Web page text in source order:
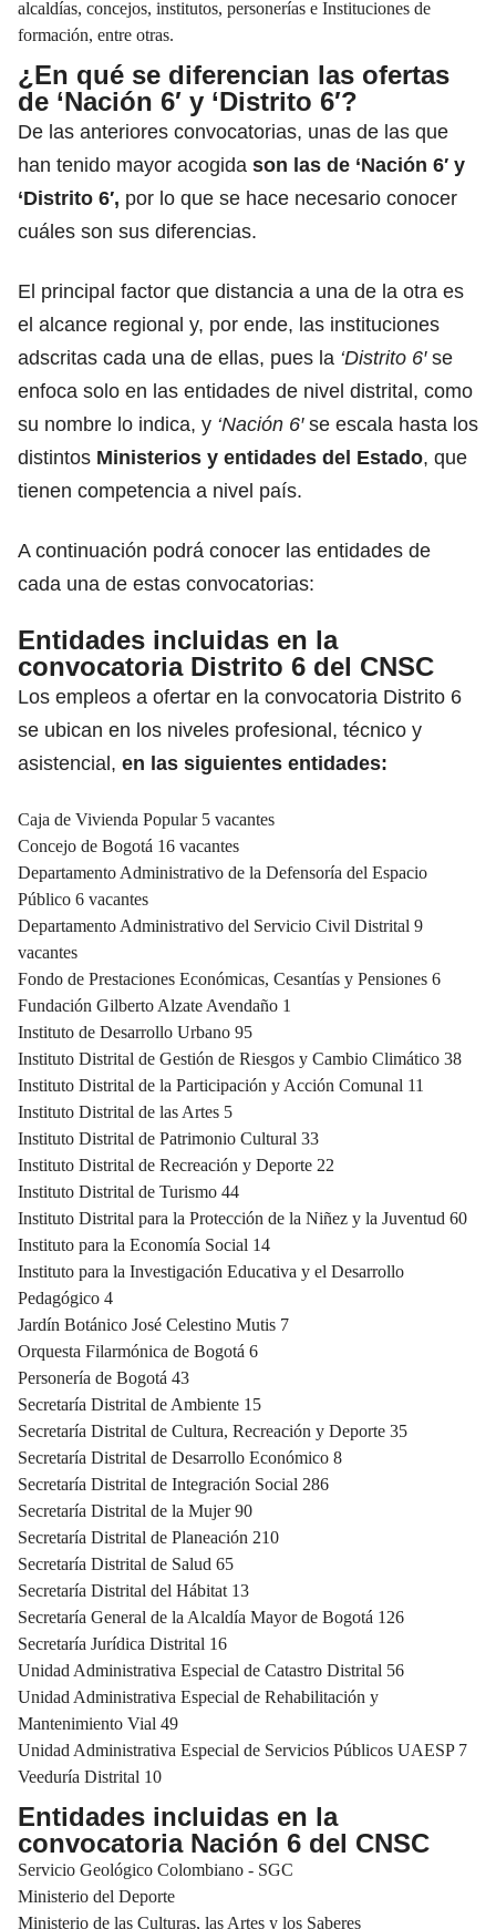
alcaldías, concejos, institutos, personerías e Instituciones de
formación, entre otras.
¿En qué se diferencian las ofertas
de ‘Nación 6′ y ‘Distrito 6′?
De las anteriores convocatorias, unas de las que
han tenido mayor acogida son las de ‘Nación 6′ y
‘Distrito 6′, por lo que se hace necesario conocer
cuáles son sus diferencias.
El principal factor que distancia a una de la otra es
el alcance regional y, por ende, las instituciones
adscritas cada una de ellas, pues la ‘Distrito 6′se
enfoca solo en las entidades de nivel distrital, como
su nombre lo indica, y ‘Nación 6′ se escala hasta los
distintos Ministerios y entidades del Estado, que
tienen competencia a nivel país.
A continuación podrá conocer las entidades de
cada una de estas convocatorias:
Entidades incluidas en la
convocatoria Distrito 6 del CNSC
Los empleos a ofertar en la convocatoria Distrito 6
se ubican en los niveles profesional, técnico y
asistencial, en las siguientes entidades:
Caja de Vivienda Popular 5 vacantes
Concejo de Bogotá 16 vacantes
Departamento Administrativo de la Defensoría del Espacio
Público 6 vacantes
Departamento Administrativo del Servicio Civil Distrital 9
vacantes
Fondo de Prestaciones Económicas, Cesantías y Pensiones 6
Fundación Gilberto Alzate Avendaño 1
Instituto de Desarrollo Urbano 95
Instituto Distrital de Gestión de Riesgos y Cambio Climático 38
Instituto Distrital de la Participación y Acción Comunal 11
Instituto Distrital de las Artes 5
Instituto Distrital de Patrimonio Cultural 33
Instituto Distrital de Recreación y Deporte 22
Instituto Distrital de Turismo 44
Instituto Distrital para la Protección de la Niñez y la Juventud 60
Instituto para la Economía Social 14
Instituto para la Investigación Educativa y el Desarrollo
Pedagógico 4
Jardín Botánico José Celestino Mutis 7
Orquesta Filarmónica de Bogotá 6
Personería de Bogotá 43
Secretaría Distrital de Ambiente 15
Secretaría Distrital de Cultura, Recreación y Deporte 35
Secretaría Distrital de Desarrollo Económico 8
Secretaría Distrital de Integración Social 286
Secretaría Distrital de la Mujer 90
Secretaría Distrital de Planeación 210
Secretaría Distrital de Salud 65
Secretaría Distrital del Hábitat 13
Secretaría General de la Alcaldía Mayor de Bogotá 126
Secretaría Jurídica Distrital 16
Unidad Administrativa Especial de Catastro Distrital 56
Unidad Administrativa Especial de Rehabilitación y
Mantenimiento Vial 49
Unidad Administrativa Especial de Servicios Públicos UAESP 7
Veeduría Distrital 10
Entidades incluidas en la
convocatoria Nación 6 del CNSC
Servicio Geológico Colombiano - SGC
Ministerio del Deporte
Ministerio de las Culturas, las Artes y los Saberes